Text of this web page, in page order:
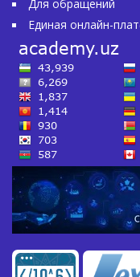
Для обращений
Единая онлайн-